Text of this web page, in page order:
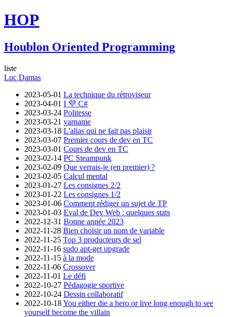
HOP
Houblon Oriented Programming
liste
Luc Damas
2023-05-01 La technique du rétroviseur
2023-04-01 I 💜 C#
2023-03-24 Politesse
2023-03-21 varname
2023-03-18 L'alias qui ne fait pas plaisir
2023-03-07 Premier cours de dev en TC
2023-03-01 Cours de dev en TC
2023-02-14 PC Steampunk
2023-02-09 Que verrais-je (en premier) ?
2023-02-05 Calcul mental
2023-01-27 Les consignes 2/2
2023-01-22 Les consignes 1/2
2023-01-06 Comment rédiger un sujet de TP
2023-01-03 Eval de Dev Web : quelques stats
2022-12-31 Bonne année 2023
2022-11-28 Bien choisir un nom de variable
2022-11-25 Top 3 producteurs de sel
2022-11-16 sudo apt-get upgrade
2022-11-15 à la mode
2022-11-06 Crossover
2022-11-01 Le défi
2022-10-27 Pédagogie sportive
2022-10-24 Dessin collaboratif
2022-10-18You either die a hero or live long enough to see
yourself become the villain